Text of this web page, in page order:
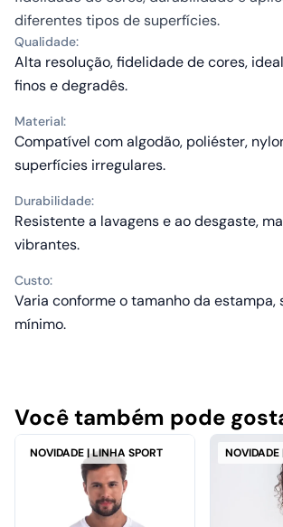
diferentes tipos de superfícies.
Qualidade:
Alta resolução, fidelidade de cores,
finos e degradês.
Material:
Compatível com algodão, poliéster,
superfícies irregulares.
Durabilidade:
Resistente a lavagens e ao desgaste,
vibrantes.
Custo:
Varia conforme o tamanho da estampa,
mínimo.
Você também pode
NOVIDADE | LINHA SPORT